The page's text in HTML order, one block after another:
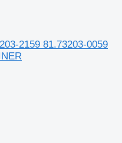
2159 81.73203-0059